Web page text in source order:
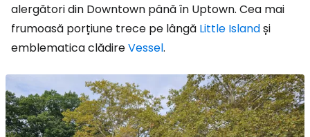
alergători din Downtown până în Uptown. Cea mai
frumoasă porțiune trece pe lângă Little Islandși
emblematica clădireVessel.